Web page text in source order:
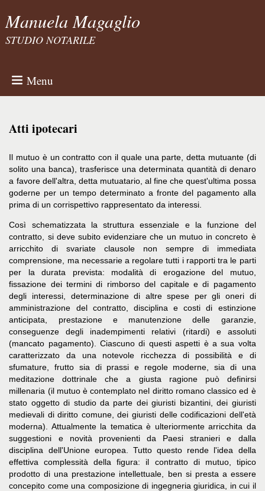
Manuela Magaglio
STUDIO NOTARILE
Menu
Atti ipotecari
Il mutuo è un contratto con il quale una parte, detta mutuante (di
solito una banca), trasferisce una determinata quantità di denaro
a favore dell'altra, detta mutuatario, al fine che quest'ultima possa
goderne per un tempo determinato a fronte del pagamento alla
prima di un corrispettivo rappresentato da interessi.
Così schematizzata la struttura essenziale e la funzione del
contratto, si deve subito evidenziare che un mutuo in concreto è
arricchito di svariate clausole non sempre di immediata
comprensione, ma necessarie a regolare tutti i rapporti tra le parti
per la durata prevista: modalità di erogazione del mutuo,
fissazione dei termini di rimborso del capitale e di pagamento
degli interessi, determinazione di altre spese per gli oneri di
amministrazione del contratto, disciplina e costi di estinzione
anticipata, prestazione e manutenzione delle garanzie,
conseguenze degli inadempimenti relativi (ritardi) e assoluti
(mancato pagamento). Ciascuno di questi aspetti è a sua volta
caratterizzato da una notevole ricchezza di possibilità e di
sfumature, frutto sia di prassi e regole moderne, sia di una
meditazione dottrinale che a giusta ragione può definirsi
millenaria (il mutuo è contemplato nel diritto romano classico ed è
stato oggetto di studio da parte dei giuristi bizantini, dei giuristi
medievali di diritto comune, dei giuristi delle codificazioni dell'età
moderna). Attualmente la tematica è ulteriormente arricchita da
suggestioni e novità provenienti da Paesi stranieri e dalla
disciplina dell'Unione europea. Tutto questo rende l'idea della
effettiva complessità della figura: il contratto di mutuo, tipico
prodotto di una prestazione intellettuale, ben si presta a essere
concepito come una composizione di ingegneria giuridica, in cui il